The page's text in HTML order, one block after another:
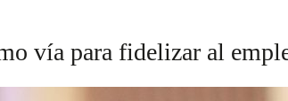
vía para fidelizar al